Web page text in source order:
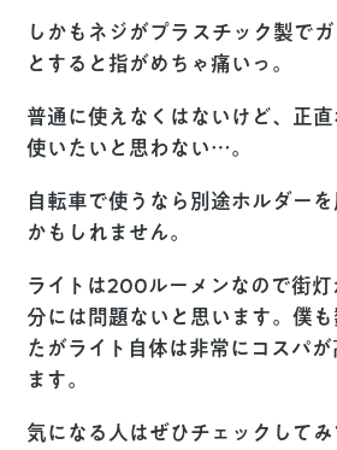
しかもネジがプラスチック製で
とすると指がめちゃ痛いっ。
普通に使えなくはないけど、正
使いたいと思わない…。
自転車で使うなら別途ホルダー
かもしれません。
ライトは200ルーメンなので街灯
分には問題ないと思います。僕
たがライト自体は非常にコスパ
ます。
気になる人はぜひチェックしてみ